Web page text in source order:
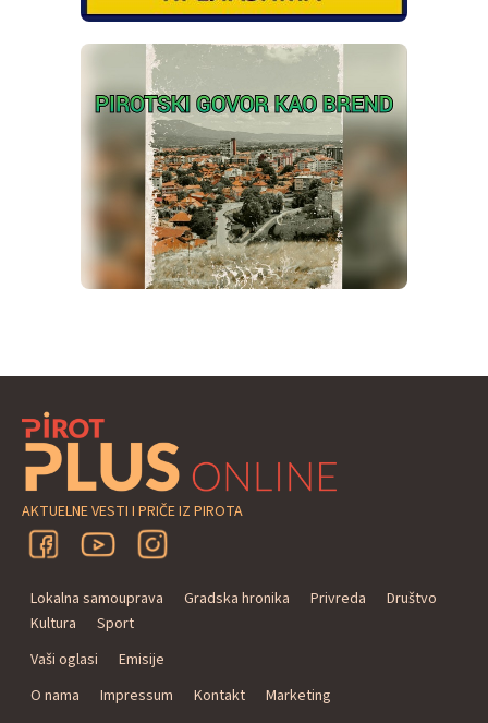
AKTUELNE VESTI I PRIČE IZ PIROTA
Lokalna samouprava Gradska hronika Privreda
Društvo
Kultura
Sport
Vaši oglasi
Emisije
O nama
Impressum Kontakt Marketing